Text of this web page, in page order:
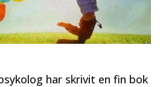
har skrivit en fin bok